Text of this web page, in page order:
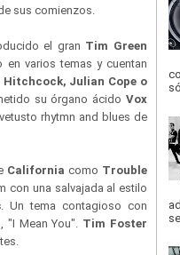
sus comienzos.
el gran Tim Green
varios temas y cuentan
Hitchcock, Julian Cope o
su órgano ácidoVox
rhytmn and blues de
California como Trouble
con una salvajada al estilo
. Un tema contagioso con
"I Mean You". Tim Foster